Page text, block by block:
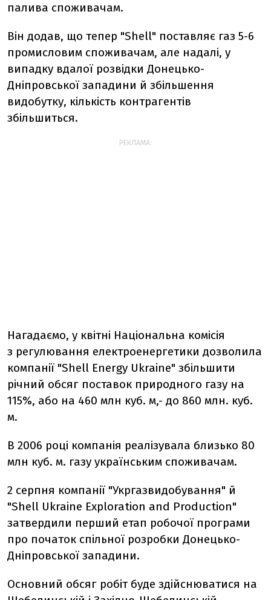
палива споживачам.
Він додав, що тепер "Shell" поставляє газ 5-6
промисловим споживачам, але надалі, у
випадку вдалої розвідки Донецько-
Дніпровської западини й збільшення
видобутку, кількість контрагентів
збільшиться.
РЕКЛАМА:
Нагадаємо, у квітні Національна комісія
з регулювання електроенергетики дозволила
компанії "Shell Energy Ukraine" збільшити
річний обсяг поставок природного газу на
115%, або на 460 млн куб. м,- до 860 млн. куб.
м.
В 2006 році компанія реалізувала близько 80
млн куб. м. газу українським споживачам.
2 серпня компанії "Укргазвидобування" й
"Shell Ukraine Exploration and Production"
затвердили перший етап робочої програми
про початок спільної розробки Донецько-
Дніпровської западини.
Основний обсяг робіт буде здійснюватися на